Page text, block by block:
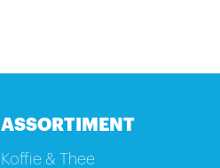
ASSORTIMENT
Koffie & Thee